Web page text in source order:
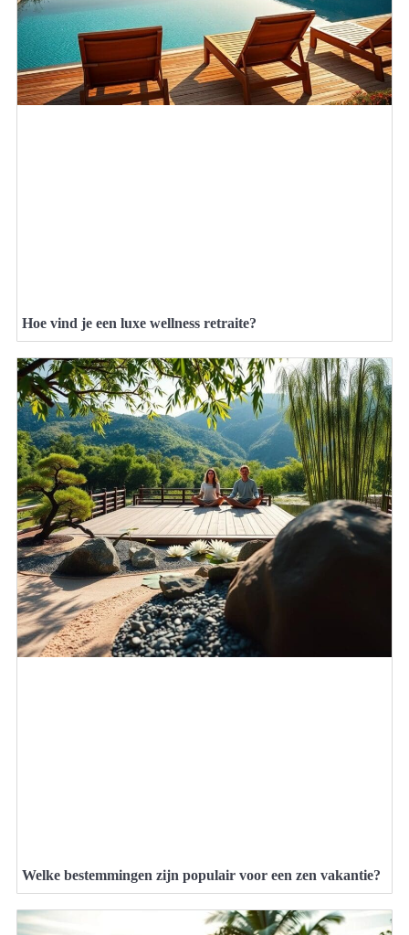
Hoe vind je een luxe wellness retraite?
Welke bestemmingen zijn populair voor een zen vakantie?